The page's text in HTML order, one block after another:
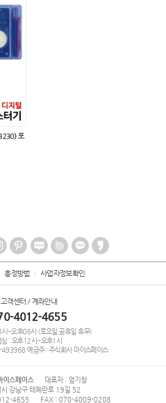
포
흥정방법 사업자정보확인
고객센터 / 계좌안내
4012-4655
~오후06시 (토요일,공휴일 휴무)
심 : 오후12시~오후1시
493968 예금주 : 주식회사 마이스페이스
이스페이스
대표자 : 엄기창
시 강남구 테헤란로 19길 52
4655
FAX : 070-4009-0208